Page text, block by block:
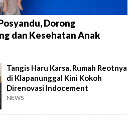
Dorong
dan Kesehatan Anak
Tangis Haru Karsa, Rumah Reotnya
di Klapanunggal Kini Kokoh
Direnovasi Indocement
NEWS